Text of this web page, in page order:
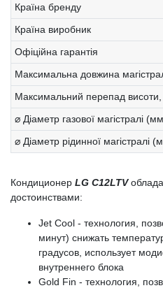
Країна бренду
Країна виробник
Офіційна гарантія
Максимальна довжина
Максимальний перепад
⌀ Діаметр газової магістралі
⌀ Діаметр рідинної магістралі
Кондиционер LG C12LTV
достоинствами:
Jet Cool - технология,
минут) снижать
градусов, использует
внутреннего блока
Gold Fin - технология,